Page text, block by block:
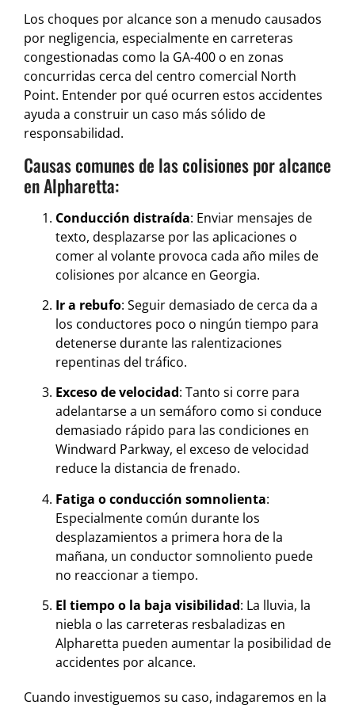
Los choques por alcance son a menudo causados
por negligencia, especialmente en carreteras
congestionadas como la GA-400 o en zonas
concurridas cerca del centro comercial North
Point. Entender por qué ocurren estos accidentes
ayuda a construir un caso más sólido de
responsabilidad.
Causas comunes de las colisiones por alcance
en Alpharetta:
Conducción distraída: Enviar mensajes de
texto, desplazarse por las aplicaciones o
comer al volante provoca cada año miles de
colisiones por alcance en Georgia.
Ir a rebufo: Seguir demasiado de cerca da a
los conductores poco o ningún tiempo para
detenerse durante las ralentizaciones
repentinas del tráfico.
Exceso de velocidad: Tanto si corre para
adelantarse a un semáforo como si conduce
demasiado rápido para las condiciones en
Windward Parkway, el exceso de velocidad
reduce la distancia de frenado.
Fatiga o conducción somnolienta:
Especialmente común durante los
desplazamientos a primera hora de la
mañana, un conductor somnoliento puede
no reaccionar a tiempo.
El tiempo o la baja visibilidad: La lluvia, la
niebla o las carreteras resbaladizas en
Alpharetta pueden aumentar la posibilidad de
accidentes por alcance.
Cuando investiguemos su caso, indagaremos en la